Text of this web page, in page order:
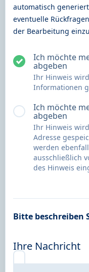
automatisch
eventuelle
der Bearbeitung
Ich möchte
abgeben
Ihr Hinweis
Informationen
Ich möchte
abgeben
Ihr Hinweis
Adresse
werden
ausschließlich
des Hinweis
Bitte beschreiben
Ihre Nachricht